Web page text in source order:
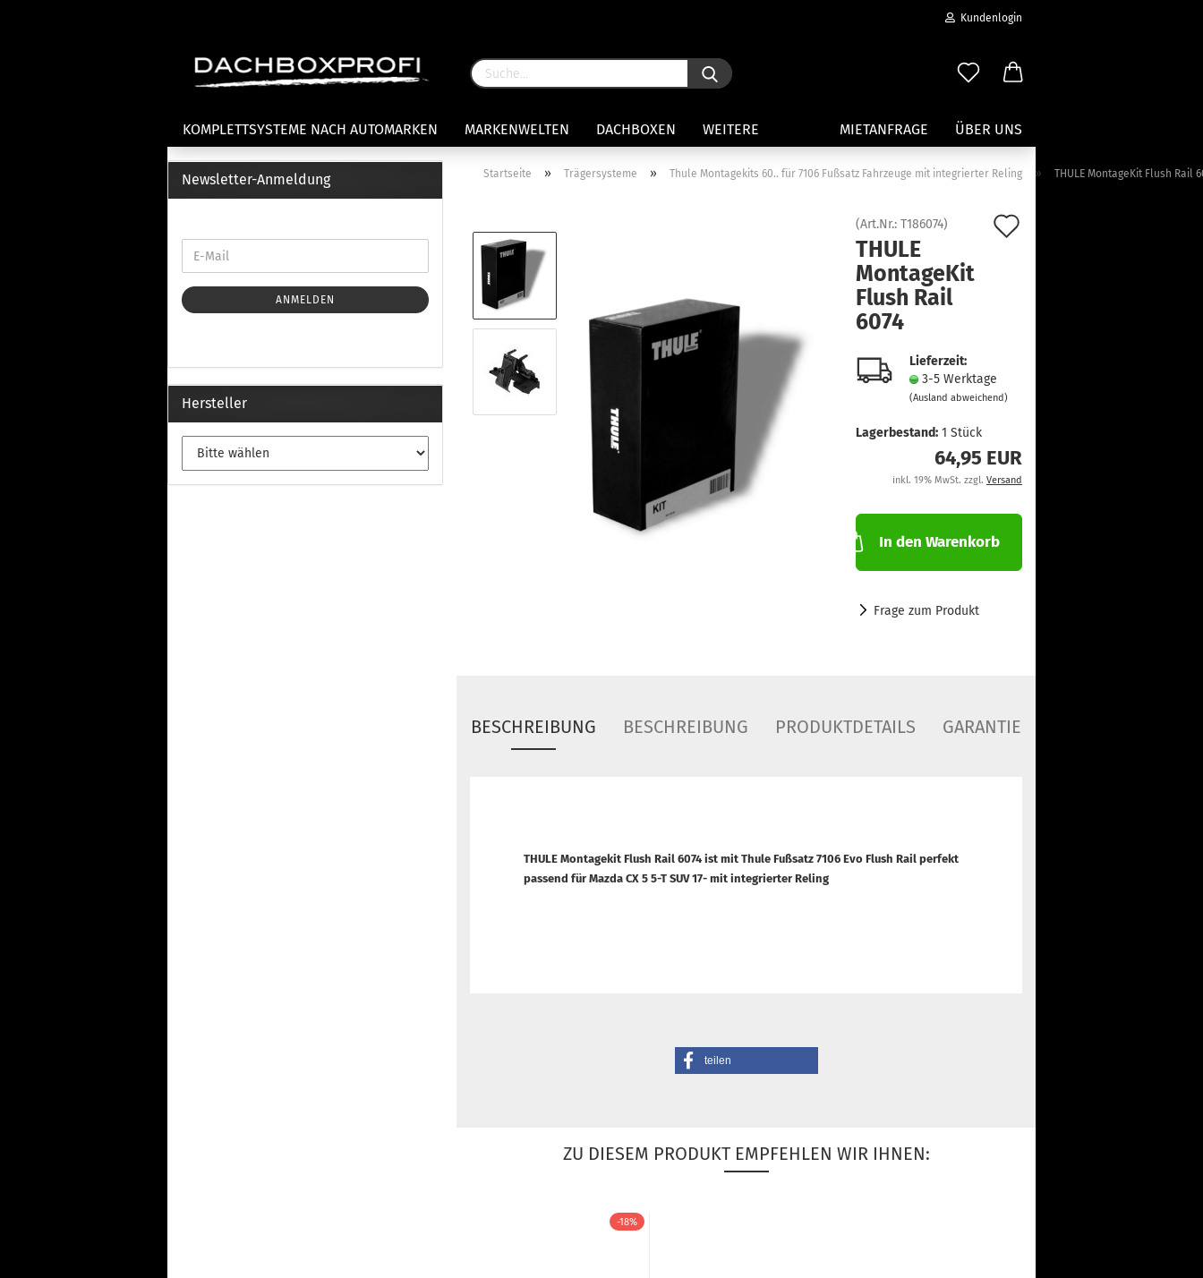
Kundenlogin
Passwort vergessen?
KOMPLETTSYSTEME NACH AUTOMARKEN MARKENWELTEN DACHBOXEN MIETANFRAGE ÜBER UNS
WEITERE
Heckklappenfahrradträger
Anhängekupplungsträger
E-Bike Fahrradträger
Lastenträgerfüße
Universaltträger Reling
Thule Montagekits 50.. für 7105
Clamp Fußsatz Fahrzeuge mit
Thule Kits 30.. für 753 Fußsatz
Fußsatz Fahrzeuge mit
integrierter Reling
Thule Montagekits 60.. für 7106
Paddleboard Traeger
Kajak und Kanuträger
Träger für Surfbretter
Zubehör für Wassersportträger
Startseite » Trägersysteme » Thule Montagekits 60.. für 7106 Fußsatz Fahrzeuge mit integrierter Reling » THULE MontageKit Flush Rail
(Art.Nr.:T186074)
THULE
MontageKit
Flush Rail
6074
Lieferzeit:
3-5 Werktage
(Ausland abweichend)
Lagerbestand: 1Stück
64,95 EUR
inkl. 19% MwSt. zzgl. Versand
In den Warenkorb
Frage zum Produkt
BESCHREIBUNG BESCHREIBUNG PRODUKTDETAILS GARANTIE
THULE Montagekit Flush Rail 6074 ist mit Thule Fußsatz 7106 Evo Flush Rail perfekt
passend für Mazda CX 5 5-T SUV 17- mit integrierter Reling
teilen
ZU DIESEM PRODUKT EMPFEHLEN WIR IHNEN:
-18%
Newsletter-Anmeldung
ANMELDEN
Hersteller